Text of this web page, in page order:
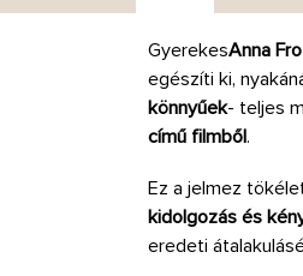
GyerekesAnna
egészíti ki,
könnyűek- teljes
című filmből.
Ez a jelmez
kidolgozás és
eredeti